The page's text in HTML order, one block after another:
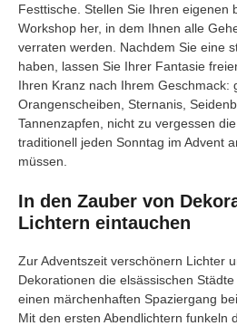
Festtische. Stellen Sie Ihren eigenen
Workshop her, in dem Ihnen alle
verraten werden. Nachdem Sie eine
haben, lassen Sie Ihrer Fantasie
Ihren Kranz nach Ihrem Geschmack:
Orangenscheiben, Sternanis,
Tannenzapfen, nicht zu vergessen
traditionell jeden Sonntag im Advent
müssen.
In den Zauber von
Lichtern eintauchen
Zur Adventszeit verschönern Lichter
Dekorationen die elsässischen
einen märchenhaften Spaziergang
Mit den ersten Abendlichtern funkeln